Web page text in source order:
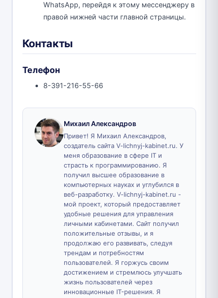
WhatsApp, перейдя к этому мессенджеру в
правой нижней части главной страницы.
Контакты
Телефон
8-391-216-55-66
Михаил Александров
Привет! Я Михаил Александров,
создатель сайта V-lichnyj-kabinet.ru. У
меня образование в сфере IT и
страсть к программированию. Я
получил высшее образование в
компьютерных науках и углубился в
веб-разработку. V-lichnyj-kabinet.ru -
мой проект, который предоставляет
удобные решения для управления
личными кабинетами. Сайт получил
положительные отзывы, и я
продолжаю его развивать, следуя
трендам и потребностям
пользователей. Я горжусь своим
достижением и стремлюсь улучшать
жизнь пользователей через
инновационные IT-решения. Я